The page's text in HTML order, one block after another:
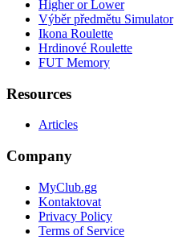
Higher or Lower
Výběr předmětu Simulator
Ikona Roulette
Hrdinové Roulette
FUT Memory
Resources
Articles
Company
MyClub.gg
Kontaktovat
Privacy Policy
Terms of Service